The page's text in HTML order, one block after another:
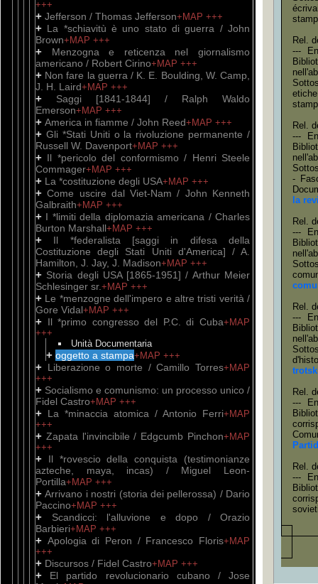
+++
+ Jefferson / Thomas Jefferson+MAP +++
+ La *schiavitù è uno stato di guerra / John
Brown+MAP +++
+
Menzogna e reticenza nel giornalismo
americano / Robert Cirino+MAP +++
+ Non fare la guerra / K. E. Boulding, W. Camp,
J. H. Laird+MAP +++
+ Saggi [1841-1844] / Ralph Waldo
Emerson+MAP +++
+ America in fiamme / John Reed+MAP +++
+ Gli *Stati Uniti o la rivoluzione permanente /
Russell W. Davenport+MAP +++
+ Il *pericolo del conformismo / Henri Steele
Commager+MAP +++
+ La *costituzione degli USA+MAP +++
+Come uscire dal Viet-Nam / John Kenneth
Galbraith+MAP +++
+ I *limiti della diplomazia americana / Charles
Burton Marshall+MAP +++
+ Il *federalista [saggi in difesa della
Costituzione degli Stati Uniti d'America] / A.
Hamilton, J. Jay, J. Madison+MAP +++
+ Storia degli USA [1865-1951] / Arthur Meier
Schlesinger sr. +MAP +++
+ Le *menzogne dell'impero e altre tristi verità /
Gore Vidal+MAP +++
+ Il *primo congresso del P.C. di Cuba+MAP
+++
Unità Documentaria
+ oggetto a stampa+MAP +++
+ Liberazione o morte / Camillo Torres+MAP
+++
+ Socialismo e comunismo: un processo unico /
Fidel Castro+MAP +++
+ La *minaccia atomica / Antonio Ferri+MAP
+++
+ Zapata l'invincibile / Edgcumb Pinchon+MAP
+++
+
Il *rovescio della conquista (testimonianze
azteche, maya, incas) / Miguel Leon-
Portilla+MAP +++
+Arrivano i nostri (storia dei pellerossa) / Dario
Paccino+MAP +++
+
Scandicci: l'alluvione e dopo / Orazio
Barbieri+MAP +++
+ Apologia di Peron / Francesco Floris+MAP
+++
+ Discursos / Fidel Castro+MAP +++
+ El partido revolucionario cubano / Jose
Rel.
---
Rel.
---
-
la
Rel.
---
Rel.
---
Rel.
---
Rel.
---